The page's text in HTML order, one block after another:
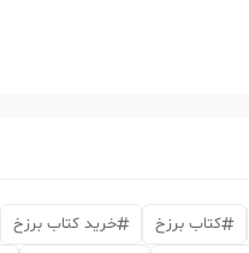
کتاب برزخ خرید کتاب برزخ